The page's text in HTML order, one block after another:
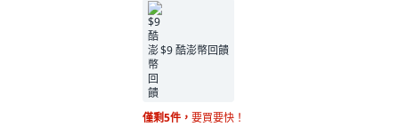
$9 酷澎幣回饋
僅剩5件， 要買要快！